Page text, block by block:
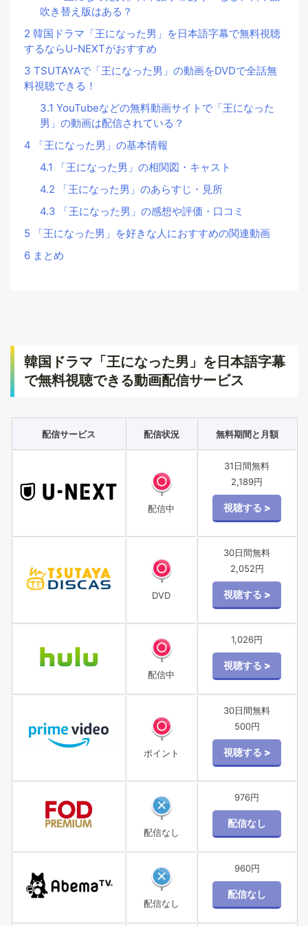
吹き替え版はある？
2 韓国ドラマ「王になった男」を日本語字幕で無料視聴
するならU-NEXTがおすすめ
3 TSUTAYAで「王になった男」の動画をDVDで全話無
料視聴できる！
3.1 YouTubeなどの無料動画サイトで「王になった
男」の動画は配信されている？
4 「王になった男」の基本情報
4.1 「王になった男」の相関図・キャスト
4.2 「王になった男」のあらすじ・見所
4.3 「王になった男」の感想や評価・口コミ
5 「王になった男」を好きな人におすすめの関連動画
6 まとめ
韓国ドラマ「王になった男」を日本語字幕
で無料視聴できる動画配信サービス
配信サービス 配信状況 無料期間と月額
配信中
31日間無料
2,189円
DVD
30日間無料
2,052円
配信中
1,026円
ポイント
30日間無料
500円
配信なし
976円
配信なし
960円